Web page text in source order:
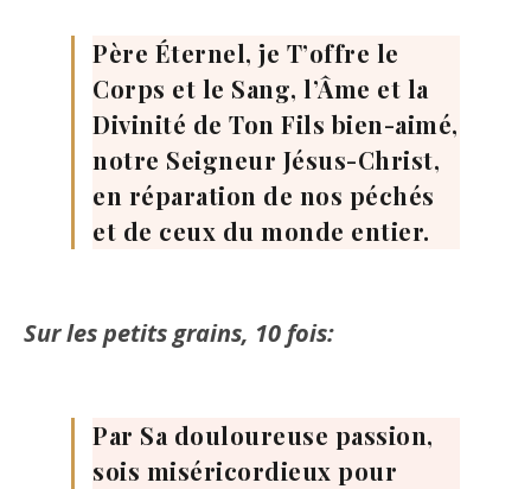
Père Éternel, je T’offre le
Corps et le Sang, l’Âme et la
Divinité de Ton Fils bien-aimé,
notre Seigneur Jésus-Christ,
en réparation de nos péchés
et de ceux du monde entier.
Sur les petits grains, 10 fois:
Par Sa douloureuse passion,
sois miséricordieux pour